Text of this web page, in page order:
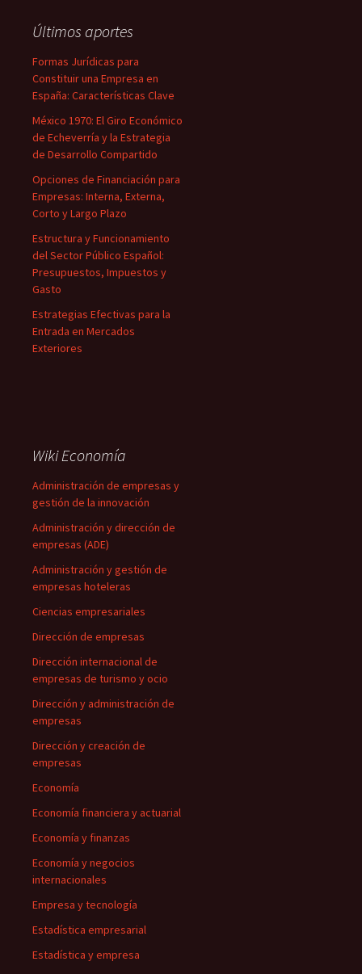
Últimos aportes
Formas Jurídicas para
Constituir una Empresa en
España: Características Clave
México 1970: El Giro Económico
de Echeverría y la Estrategia
de Desarrollo Compartido
Opciones de Financiación para
Empresas: Interna, Externa,
Corto y Largo Plazo
Estructura y Funcionamiento
del Sector Público Español:
Presupuestos, Impuestos y
Gasto
Estrategias Efectivas para la
Entrada en Mercados
Exteriores
Wiki Economía
Administración de empresas y
gestión de la innovación
Administración y dirección de
empresas (ADE)
Administración y gestión de
empresas hoteleras
Ciencias empresariales
Dirección de empresas
Dirección internacional de
empresas de turismo y ocio
Dirección y administración de
empresas
Dirección y creación de
empresas
Economía
Economía financiera y actuarial
Economía y finanzas
Economía y negocios
internacionales
Empresa y tecnología
Estadística empresarial
Estadística y empresa